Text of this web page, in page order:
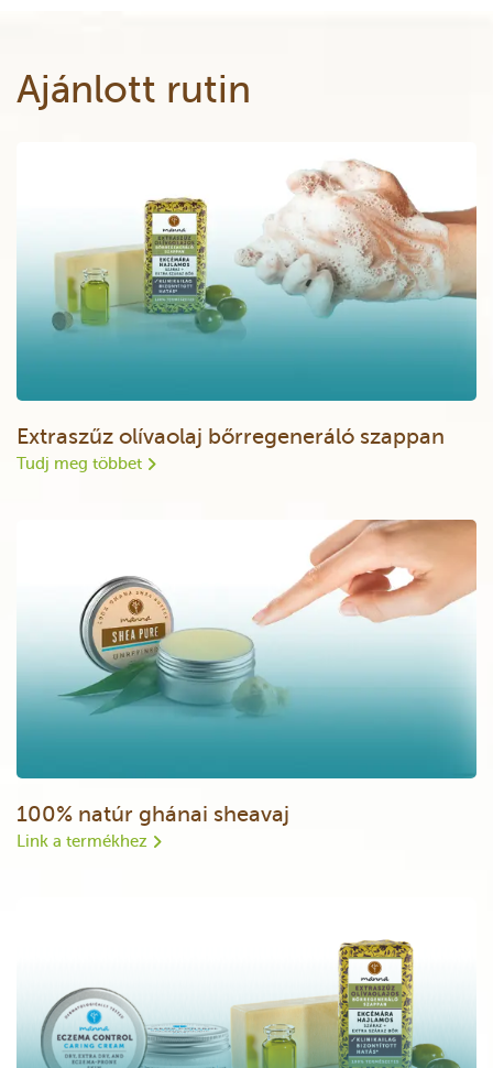
Ajánlott rutin
Extraszűz olívaolaj bőrregeneráló szappan
Tudj meg többet
100% natúr ghánai sheavaj
Link a termékhez